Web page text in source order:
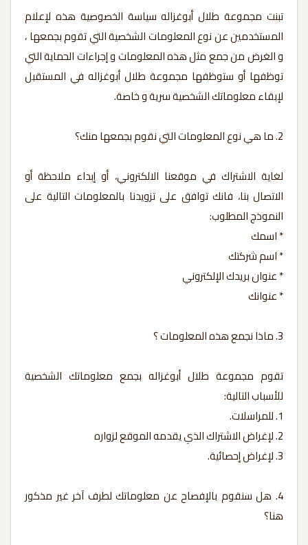
تبنت مجموعة طلال أبوغزاله سياسة الخصوصية هذه لإعلام
المستخدمين عن نوع المعلومات الشخصية التي تقوم بجمعها ،
و الغرض من جمع مثل هذه المعلومات و إجراءات الحماية التي
توظفها أو ستوظفها مجموعة طلال أبوغزاله في المستقبل
لإبقاء معلوماتك الشخصية سرية و خاصة.
لغاية الاشتراك في موقعنا الالكتروني، أو إبداء ملاحظة أو
الاتصال بنا، فانك توافق على تزويدنا بالمعلومات التالية على
النموذج المطلوب:
* اسمك
* اسم شركتك
* عنوان بريدك الإلكتروني
* عنوانك
تقوم مجموعة طلال أبوغزاله بجمع معلوماتك الشخصية
للأسباب التالية:
4. هل سنقوم بالإفصاح عن معلوماتك لطرف آخر غير مذكور